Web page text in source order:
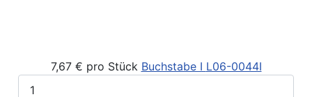
7,67 € pro Stück Buchstabe I L06-0044I